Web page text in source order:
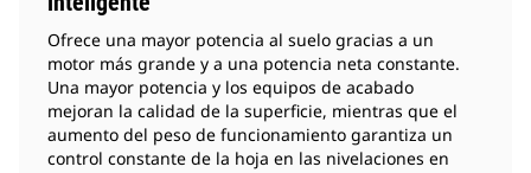
Ofrece una mayor potencia al suelo gracias a un
motor más grande y a una potencia neta constante.
Una mayor potencia y los equipos de acabado
mejoran la calidad de la superficie, mientras que el
aumento del peso de funcionamiento garantiza un
control constante de la hoja en las nivelaciones en